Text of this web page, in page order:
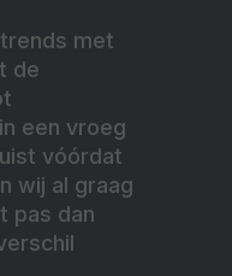
met
de
een vroeg
vóórdat
wij al graag
pas dan